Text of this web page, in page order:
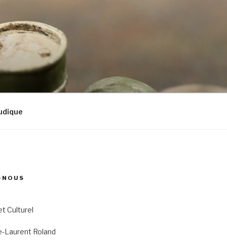
Culturel
Laurent Roland